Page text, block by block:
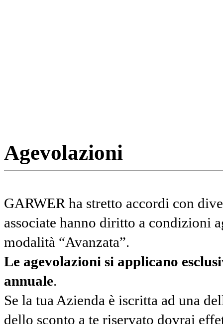
Agevolazioni
GARWER ha stretto accordi con
associate hanno diritto a condizioni
modalità “Avanzata”.
Le agevolazioni si applicano
annuale.
Se la tua Azienda è iscritta ad una
dello sconto a te riservato dovrai